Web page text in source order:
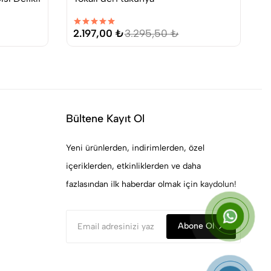
2.197,00 ₺3.295,50 ₺
Bültene Kayıt Ol
Yeni ürünlerden, indirimlerden, özel
içeriklerden, etkinliklerden ve daha
fazlasından ilk haberdar olmak için kaydolun!
Abone Ol